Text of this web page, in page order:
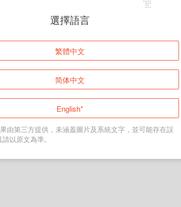
頁面無法顯示
登入
返回首頁
選擇語言
繁體中文
简体中文
English*
由第三方提供，未涵蓋圖片及系統文字，並可能存在誤
以原文為準。